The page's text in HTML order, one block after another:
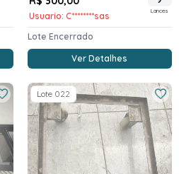
Usuario: C********sas Lances
Lote Encerrado
Ver Detalhes
Lote 022